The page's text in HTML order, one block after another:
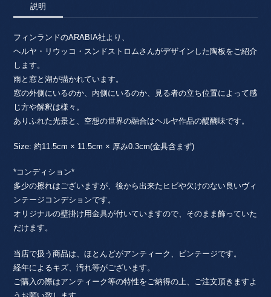
Heljä
Liukko
Sundström
/
ARABIA・
ア
ラ
ビ
ア
個
説明
フィンランドのARABIA社より、
ヘルヤ・リウッコ・スンドストロムさんがデザインした陶板をご紹介
します。
雨と窓と湖が描かれています。
窓の外側にいるのか、内側にいるのか、見る者の立ち位置によって感
じ方や解釈は様々。
ありふれた光景と、空想の世界の融合はヘルヤ作品の醍醐味です。
Size: 約11.5cm × 11.5cm × 厚み0.3cm(金具含まず)
*コンディション*
多少の擦れはございますが、後から出来たヒビや欠けのない良いヴィ
ンテージコンデションです。
オリジナルの壁掛け用金具が付いていますので、そのまま飾っていた
だけます。
当店で扱う商品は、ほとんどがアンティーク、ビンテージです。
経年によるキズ、汚れ等がございます。
ご購入の際はアンティーク等の特性をご納得の上、ご注文頂きますよ